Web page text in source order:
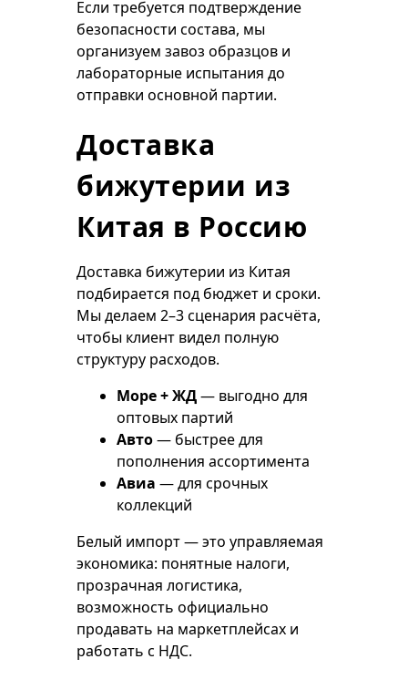
Если требуется подтверждение
безопасности состава, мы
организуем завоз образцов и
лабораторные испытания до
отправки основной партии.
Доставка
бижутерии из
Китая в Россию
Доставка бижутерии из Китая
подбирается под бюджет и сроки.
Мы делаем 2–3 сценария расчёта,
чтобы клиент видел полную
структуру расходов.
Море + ЖД— выгодно для
оптовых партий
Авто— быстрее для
пополнения ассортимента
Авиа — для срочных
коллекций
Белый импорт — это управляемая
экономика: понятные налоги,
прозрачная логистика,
возможность официально
продавать на маркетплейсах и
работать с НДС.